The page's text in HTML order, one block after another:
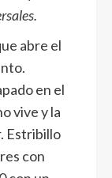
abre el
en el
vive y la
Estribillo
con